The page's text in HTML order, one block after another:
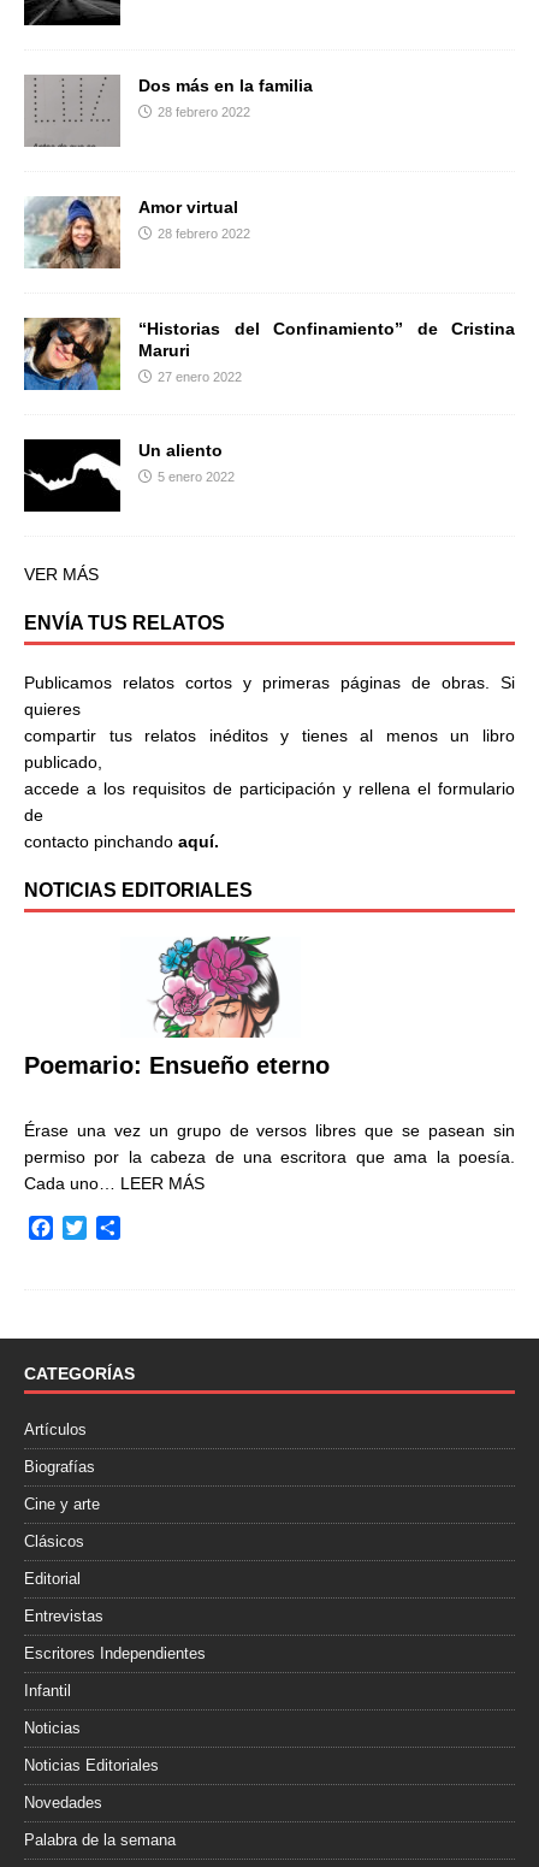
Dos más en la familia
28 febrero 2022
Amor virtual
28 febrero 2022
“Historias del Confinamiento” de Cristina
Maruri
27 enero 2022
Un aliento
5 enero 2022
VER MÁS
ENVÍA TUS RELATOS
Publicamos relatos cortos y primeras páginas de obras. Si
quieres
compartir tus relatos inéditos y tienes al menos un libro
publicado,
accede a los requisitos de participación y rellena el formulario
de
contacto pinchando aquí.
NOTICIAS EDITORIALES
Poemario: Ensueño eterno
Érase una vez un grupo de versos libres que se pasean sin
permiso por la cabeza de una escritora que ama la poesía.
Cada uno… LEER MÁS
o
k
r
t
i
CATEGORÍAS
Artículos
Biografías
Cine y arte
Clásicos
Editorial
Entrevistas
Escritores Independientes
Infantil
Noticias
Noticias Editoriales
Novedades
Palabra de la semana